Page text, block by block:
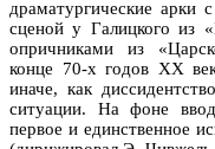
драматургические арки
сценой у Галицкого из
опричниками из
конце 70-х годов ХХ
иначе, как
ситуации. На фоне
первое и единственное